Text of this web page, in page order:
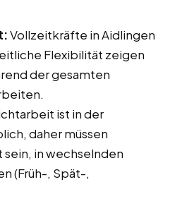
Vollzeitkräfte in Aidlingen
Flexibilität zeigen
der gesamten
ist in der
daher müssen
in wechselnden
(Früh-, Spät-,